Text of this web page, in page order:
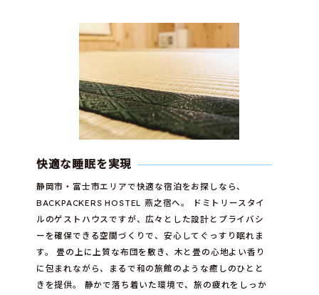
快適な睡眠を実現
静岡市・富士市エリアで快適な宿泊をお探しなら、
BACKPACKERS HOSTEL 燕之宿へ。 ドミトリースタイ
ルのゲストハウスですが、広々とした設計とプライバシ
ーを確保できる空間づくりで、安心してぐっすり眠れま
す。 畳の上に上質な布団を敷き、木と畳の心地よい香り
に包まれながら、まるで和の旅館のような癒しのひとと
きを提供。 静かで落ち着いた環境で、旅の疲れをしっか